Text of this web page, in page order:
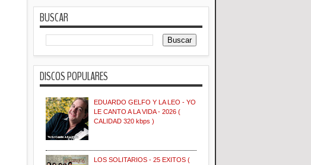
BUSCAR
DISCOS POPULARES
EDUARDO GELFO Y LA LEO - YO
LE CANTO A LA VIDA - 2026 (
CALIDAD 320 kbps )
LOS SOLITARIOS - 25 EXITOS (